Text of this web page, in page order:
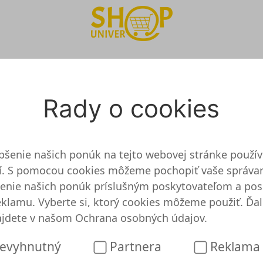
Kerzen.de Onlineshop
a otestovaný
žiadne podrobné informácie. To znamená,
že LED-Kerzen.de je pochybné. Takže
alebo poukážky. Zistite, koľko môžete ušetriť
Rady o cookies
našich ponúk na tejto webovej stránke
S pomocou cookies môžeme pochopiť vaše
našich ponúk príslušným poskytovateľom a
Vyberte si, ktorý cookies môžeme použiť.
v našom Ochrana osobných údajov.
Partnera Reklama